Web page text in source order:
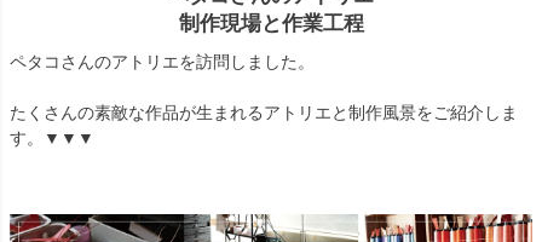
制作現場と作業工程
ペタコさんのアトリエを訪問しました。
たくさんの素敵な作品が生まれるアトリエと制作風景をご紹介しま
す。▼▼▼